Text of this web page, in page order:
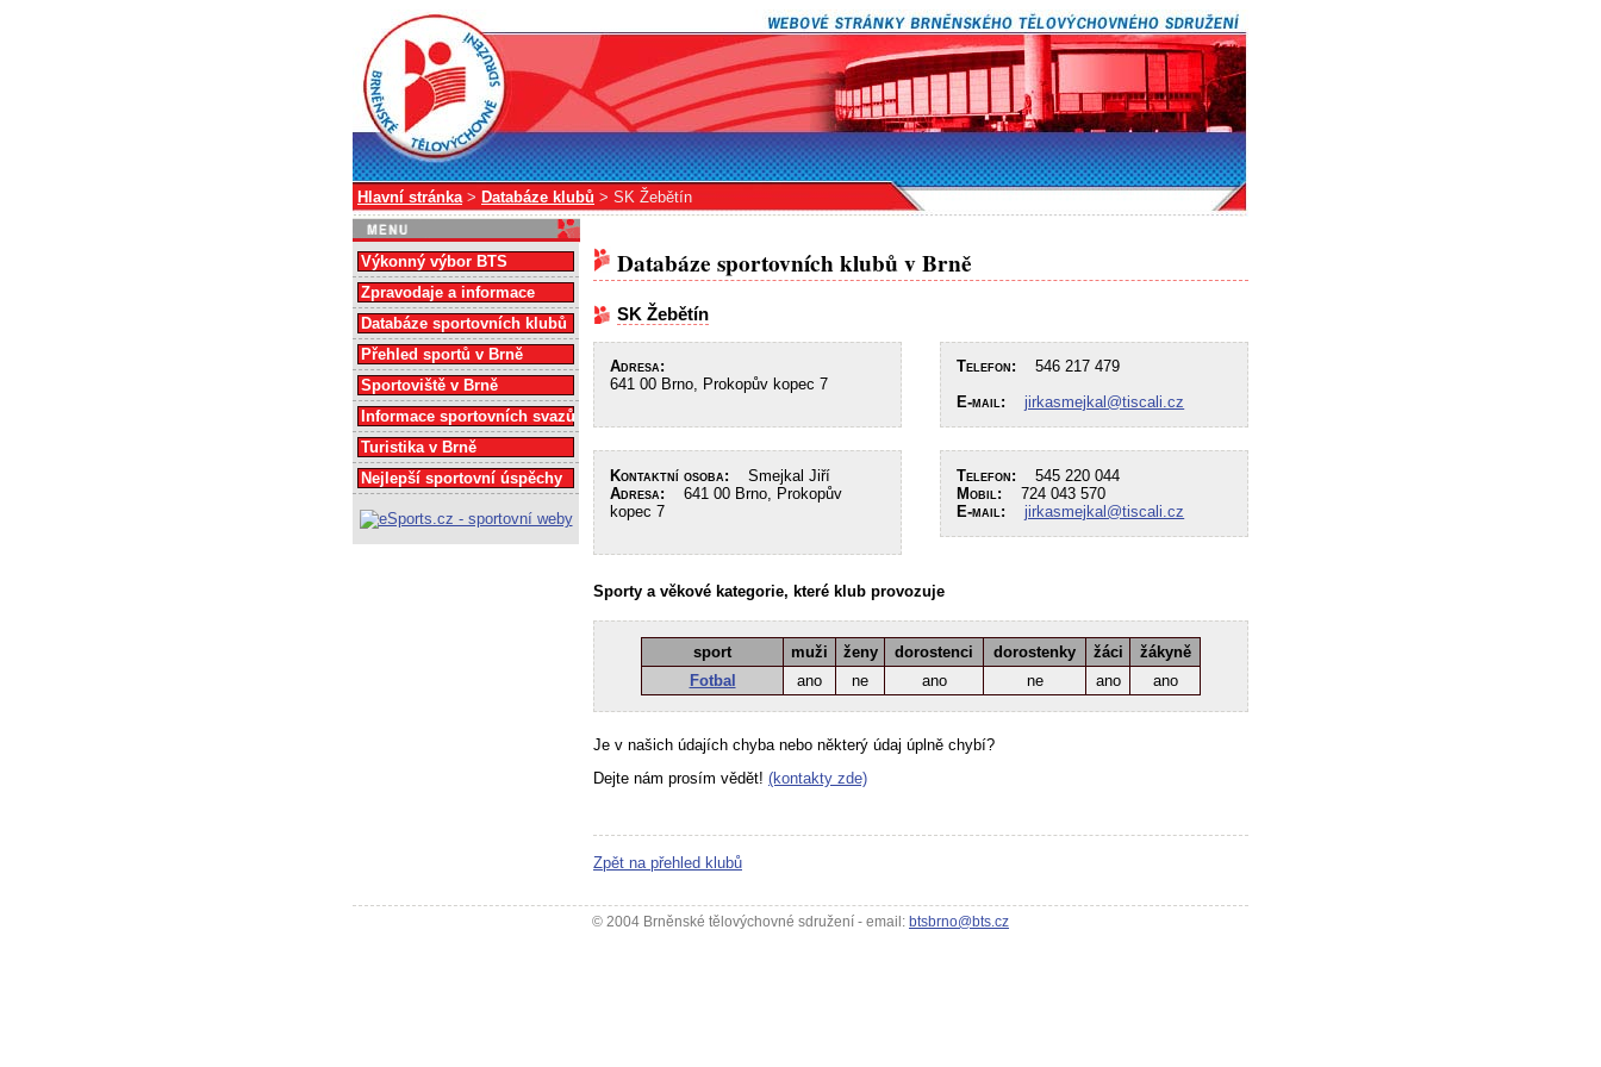
Hlavní stránka> Databáze klubů > SK Žebětín
Databáze sportovních klubů v Brně
SK Žebětín
Adresa:
641 00 Brno, Prokopův kopec 7
Telefon: 546 217 479
E-mail:
jirkasmejkal@tiscali.cz
Kontaktní osoba: Smejkal Jiří
Adresa: 641 00 Brno, Prokopův
kopec 7
Telefon: 545 220 044
Mobil: 724 043 570
E-mail:
jirkasmejkal@tiscali.cz
Sporty a věkové kategorie, které klub provozuje
sport muži ženy dorostenci dorostenky žáci
žákyně
Fotbal
ano ne ano ne ano ano
Je v našich údajích chyba nebo některý údaj úplně chybí?
Dejte nám prosím vědět! (kontakty zde)
Zpět na přehled klubů
Výkonný výbor BTS
Zpravodaje a informace
Databáze sportovních klubů
Přehled sportů v Brně
Sportoviště v Brně
Informace sportovních svazů
Turistika v Brně
Nejlepší sportovní úspěchy
© 2004 Brněnské tělovýchovné sdružení - email: btsbrno@bts.cz